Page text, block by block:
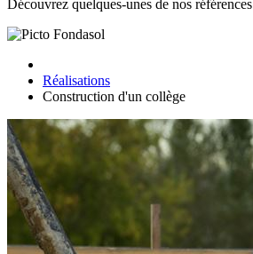
Découvrez quelques-unes de nos références
Réalisations
Construction d'un collège